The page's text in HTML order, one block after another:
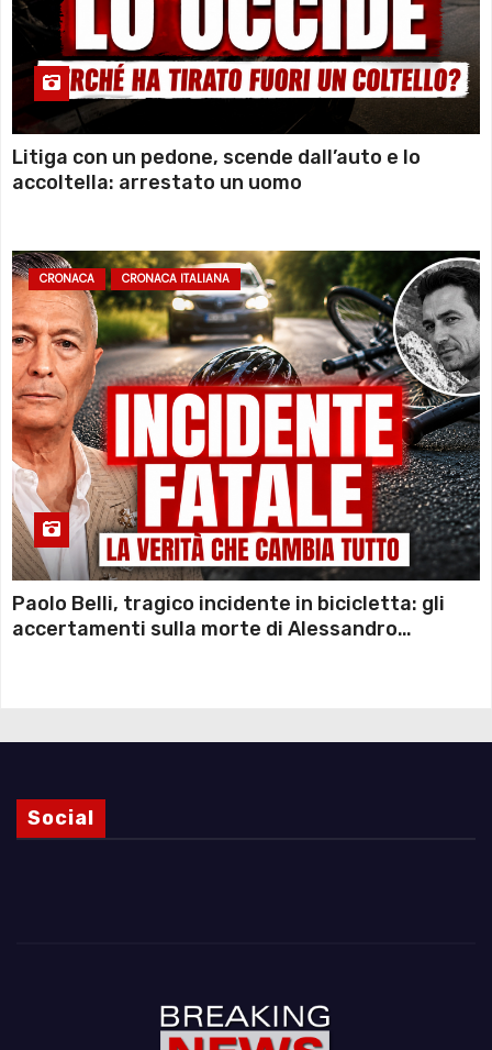
Litiga con un pedone, scende dall’auto e lo
accoltella: arrestato un uomo
CRONACA CRONACA ITALIANA
Paolo Belli, tragico incidente in bicicletta: gli
accertamenti sulla morte di Alessandro
Social